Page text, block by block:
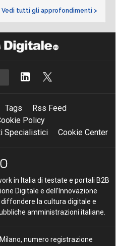
Vedi tutti gli approfondimenti >
Tags
Rss Feed
Policy
Specialistici
Cookie Center
in Italia di testate e portali B2B
Digitale e dell’Innovazione
la cultura digitale e
amministrazioni italiane.
numero registrazione